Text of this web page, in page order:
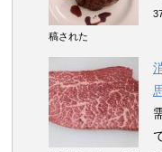
稿された